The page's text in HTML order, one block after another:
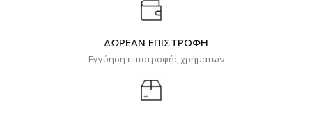
ΔΩΡΕΑΝ ΕΠΙΣΤΡΟΦΗ
Εγγύηση επιστροφής χρήματων